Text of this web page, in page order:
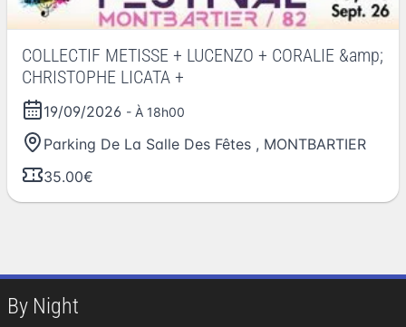
COLLECTIF METISSE + LUCENZO + CORALIE &amp;
CHRISTOPHE LICATA +
19/09/2026 - À 18h00
Parking De La Salle Des Fêtes , MONTBARTIER
35.00€
By Night